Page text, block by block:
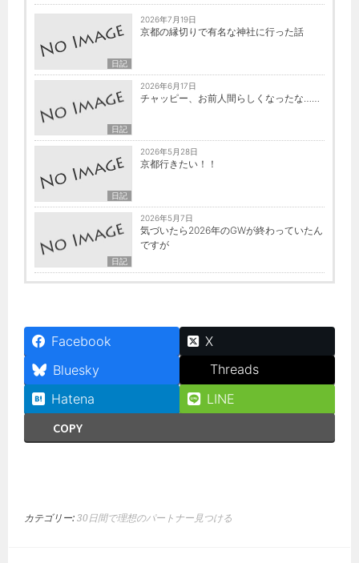
日記
2026年7月19日
京都の縁切りで有名な神社に行った話
日記
2026年6月17日
チャッピー、お前人間らしくなったな……
日記
2026年5月28日
京都行きたい！！
日記
2026年5月7日
気づいたら2026年のGWが終わっていたん
ですが
Facebook
X
Bluesky
Threads
Hatena
LINE
COPY
カテゴリー:30日間で理想のパートナー見つける